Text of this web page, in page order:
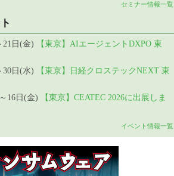
セミナー情報一覧
21日(金)
【東京】AIエージェントDXPO 東
30日(水)
【東京】日経クロステックNEXT 東
16日(金)
【東京】CEATEC 2026に出展しま
イベント情報一覧